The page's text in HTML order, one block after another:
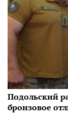
Подольский
бронзовое